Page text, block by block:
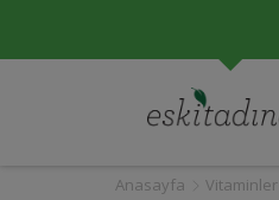
Anasayfa Vitaminler